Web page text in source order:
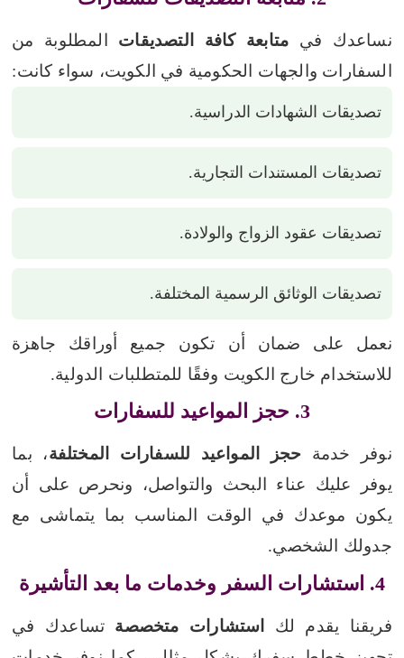
نساعدك في متابعة كافة التصديقات المطلوبة من
السفارات والجهات الحكومية في الكويت، سواء كانت:
تصديقات الشهادات الدراسية.
تصديقات المستندات التجارية.
تصديقات عقود الزواج والولادة.
تصديقات الوثائق الرسمية المختلفة.
نعمل على ضمان أن تكون جميع أوراقك جاهزة
للاستخدام خارج الكويت وفقًا للمتطلبات الدولية.
3. حجز المواعيد للسفارات
نوفر خدمة حجز المواعيد للسفارات المختلفة، بما
يوفر عليك عناء البحث والتواصل، ونحرص على أن
يكون موعدك في الوقت المناسب بما يتماشى مع
جدولك الشخصي.
4. استشارات السفر وخدمات ما بعد التأشيرة
فريقنا يقدم لك استشارات متخصصة تساعدك في